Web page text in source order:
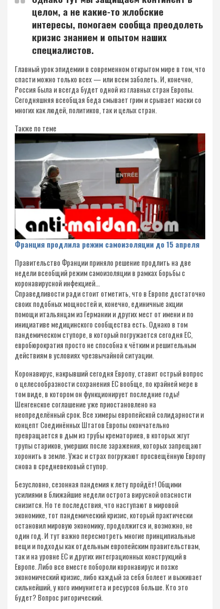
целом, а не какие-то жлобские
интересы, помогаем сообща преодолеть
кризис знанием и опытом наших
специалистов.
Главный урок эпидемии в современном открытом мире в том, что
спасти можно только всех — или всем заболеть. И, конечно,
Россия была и всегда будет одной из главных стран Европы.
Сегодняшняя всеобщая беда смывает грим и срывает маски со
многих как людей, политиков, так и целых стран.
Также по теме
Франция продлила режим самоизоляции до 15 апреля
Правительство Франции приняло решение продлить на две
недели всеобщий режим самоизоляции в рамках борьбы с
коронавирусной инфекцией…
Справедливости ради стоит отметить, что в Европе достаточно
своих подобных мощностей и, конечно, единичные акции
помощи итальянцам из Германии и других мест от имени и по
инициативе медицинского сообщества есть. Однако в том
пандемическом ступоре, в который погружается сегодня ЕС,
евробюрократия просто не способна к чётким и решительным
действиям в условиях чрезвычайной ситуации.
Коронавирус, накрывший сегодня Европу, ставит острый вопрос
о целесообразности сохранения ЕС вообще, по крайней мере в
том виде, в котором он функционирует последние годы!
Шенгенское соглашение уже приостановлено на
неопределённый срок. Все химеры европейской солидарности и
концепт Соединённых Штатов Европы окончательно
превращается в дым из трубы крематориев, в которых жгут
трупы стариков, умерших после заражения, которых запрещают
хоронить в земле. Ужас и страх погружают просвещённую Европу
снова в средневековый ступор.
Безусловно, сезонная пандемия к лету пройдёт! Общими
усилиями в ближайшие недели острота вирусной опасности
снизится. Но те последствия, что наступают в мировой
экономике, тот пандемический кризис, который практически
остановил мировую экономику, продолжится и, возможно, не
один год. И тут важно пересмотреть многие принципиальные
вещи и подходы как отдельным европейским правительствам,
так и на уровне ЕС и других интеграционных конструкций в
Европе. Либо все вместе побороли коронавирус и позже
экономический кризис, либо каждый за себя болеет и выживает
сильнейший, у кого иммунитета и ресурсов больше. Кто это
будет? Вопрос риторический.